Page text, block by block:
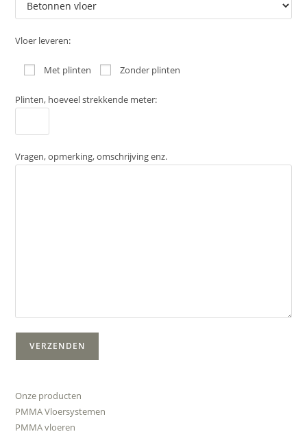
Vloer leveren:
Met plinten Zonder plinten
Plinten, hoeveel strekkende meter:
Vragen, opmerking, omschrijving enz.
Onze producten
PMMA Vloersystemen
PMMA vloeren